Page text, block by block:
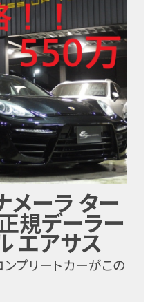
メーラ ター
規デーラー
エアサス
プリートカーがこの